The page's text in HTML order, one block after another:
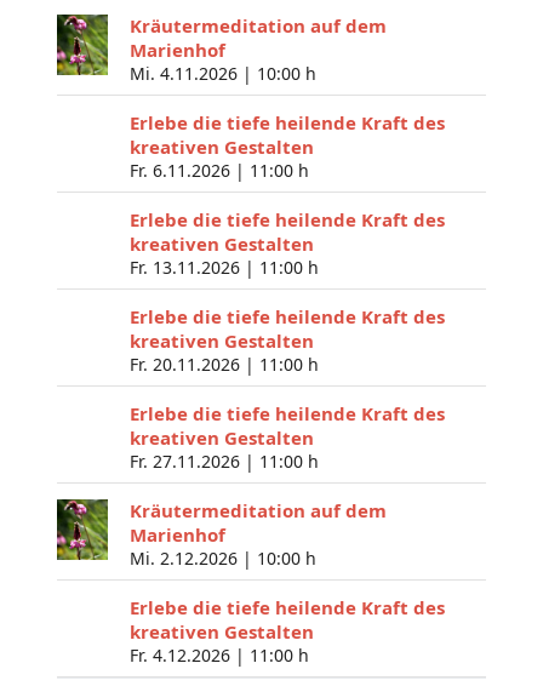
Kräutermeditation auf dem
Marienhof
Mi. 4.11.2026 | 10:00 h
Erlebe die tiefe heilende Kraft des
kreativen Gestalten
Fr. 6.11.2026 | 11:00 h
Erlebe die tiefe heilende Kraft des
kreativen Gestalten
Fr. 13.11.2026 | 11:00 h
Erlebe die tiefe heilende Kraft des
kreativen Gestalten
Fr. 20.11.2026 | 11:00 h
Erlebe die tiefe heilende Kraft des
kreativen Gestalten
Fr. 27.11.2026 | 11:00 h
Kräutermeditation auf dem
Marienhof
Mi. 2.12.2026 | 10:00 h
Erlebe die tiefe heilende Kraft des
kreativen Gestalten
Fr. 4.12.2026 | 11:00 h